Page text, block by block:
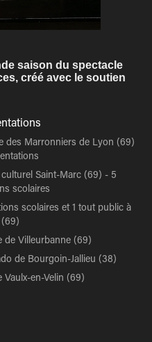
saison du spectacle
créé avec le soutien
des Marronniers de Lyon (69)
Saint-Marc (69) - 5
scolaires
scolaires et 1 tout public à
de Villeurbanne (69)
de Bourgoin-Jallieu (38)
en-Velin (69)